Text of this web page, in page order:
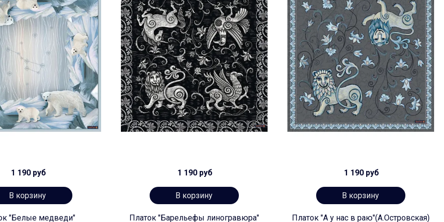
1 190 руб
В корзину
"Белые медведи"
1 190 руб
В корзину
Платок "Барельефы линогравюра"
1 190 руб
В корзину
Платок "А у нас в раю"(А.Островская)